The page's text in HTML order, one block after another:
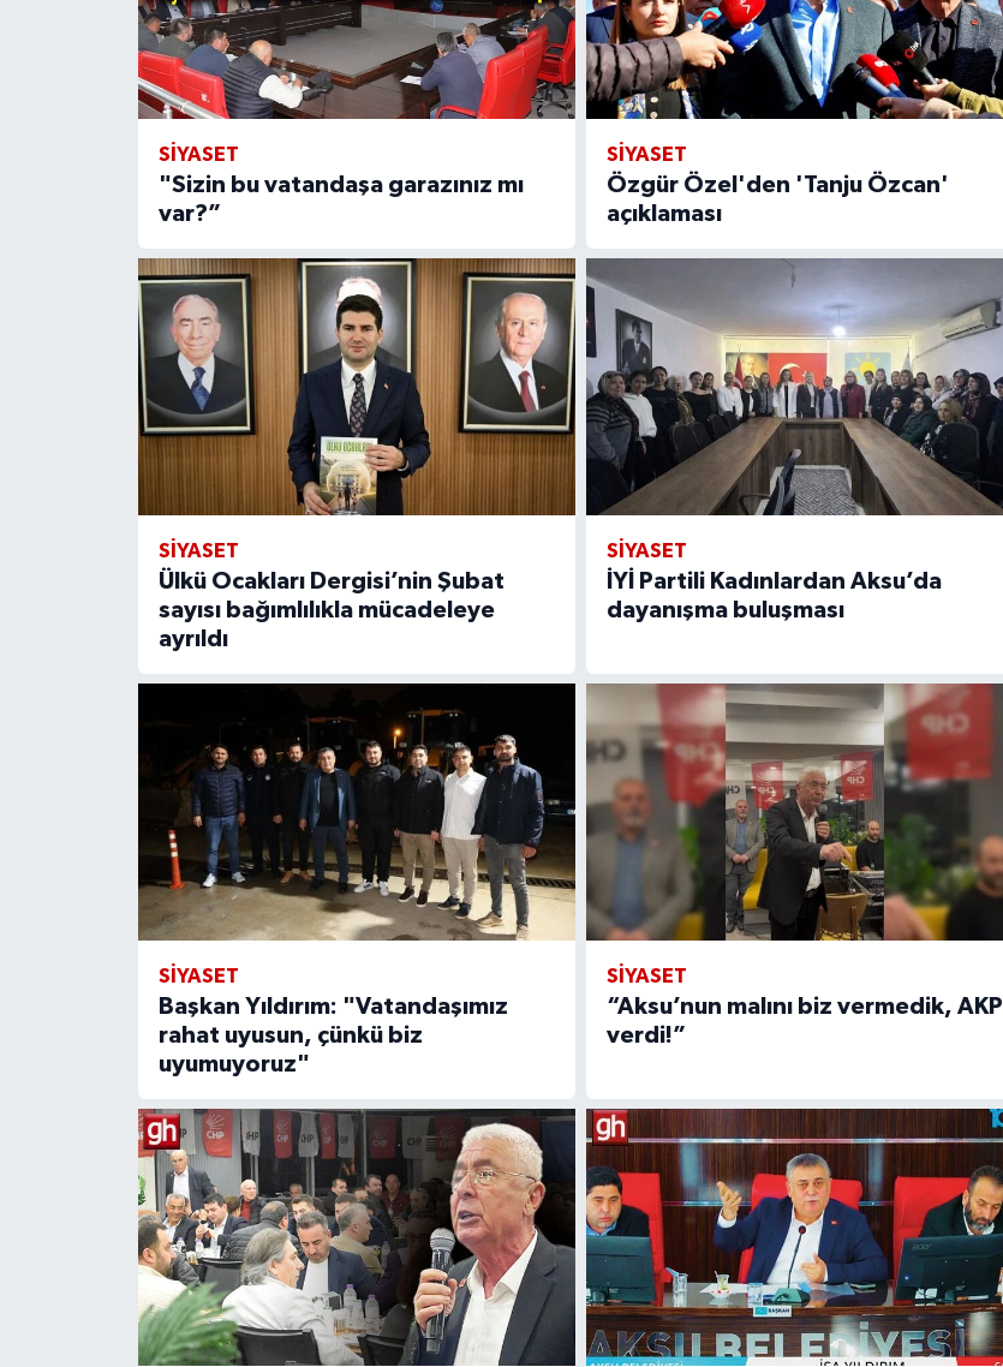
SİYASET
"Sizin bu vatandaşa garazınız mı
var?”
SİYASET
Özgür Özel'den 'Tanju Özcan'
açıklaması
SİYASET
Ülkü Ocakları Dergisi’nin Şubat
sayısı bağımlılıkla mücadeleye
ayrıldı
SİYASET
İYİ Partili Kadınlardan Aksu’da
dayanışma buluşması
SİYASET
Başkan Yıldırım: "Vatandaşımız
rahat uyusun, çünkü biz
uyumuyoruz"
SİYASET
“Aksu’nun malını biz vermedik, AKP
verdi!”